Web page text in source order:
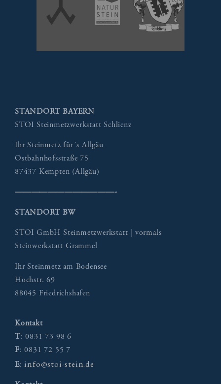
STANDORT BAYERN
STOI Steinmetzwerkstatt Schlienz
Ihr Steinmetz für´s Allgäu
Ostbahnhofsstraße 75
87437 Kempten (Allgäu)
————————————-
STANDORT BW
STOI GmbH Steinmetzwerkstatt | vormals
Steinwerkstatt Grammel
Ihr Steinmetz am Bodensee
Hochstr. 69
88045 Friedrichshafen
Kontakt
T: 0831 73 98 6
F: 0831 72 55 7
E: info@stoi-stein.de